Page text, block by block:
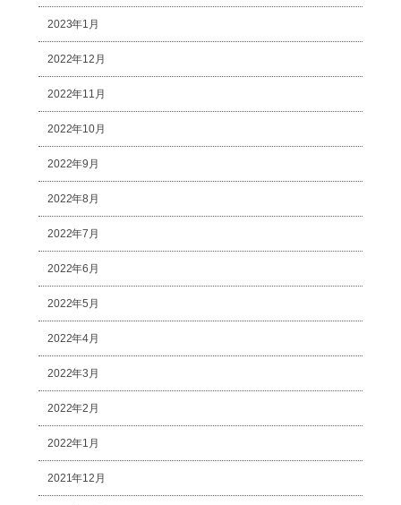
2023年1月
2022年12月
2022年11月
2022年10月
2022年9月
2022年8月
2022年7月
2022年6月
2022年5月
2022年4月
2022年3月
2022年2月
2022年1月
2021年12月